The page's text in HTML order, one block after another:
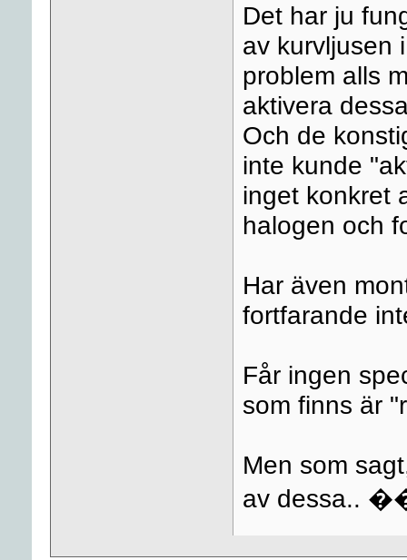
Det har ju
av kurvljusen
problem alls
aktivera
Och de
inte kunde
inget konkret
halogen och
Har även
fortfarande
Får ingen
som finns är
Men som
av dessa..